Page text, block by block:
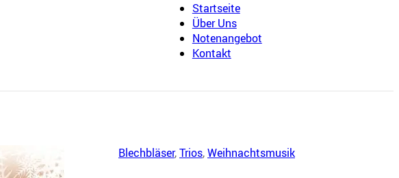
Startseite
Über Uns
Notenangebot
Kontakt
Blechbläser,Trios,Weihnachtsmusik